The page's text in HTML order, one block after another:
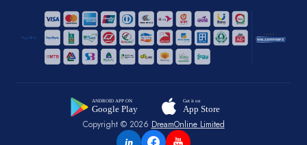
Copyright © 2026 DreamOnline Limited